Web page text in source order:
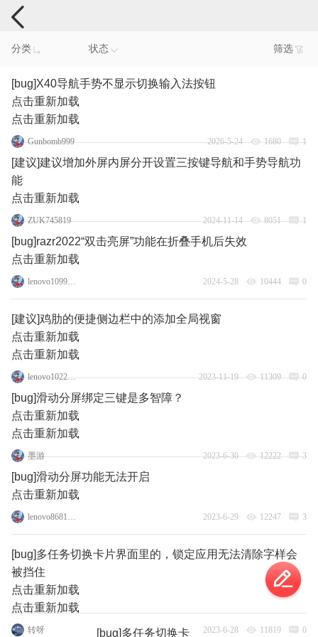
手机反馈
分类 状态 筛选
[bug]X40导航手势不显示切换输入法按钮
点击重新加载
点击重新加载
Gunbomb999 2026-5-24 1680 1
[建议]建议增加外屏内屏分开设置三按键导航和手势导航功
能
点击重新加载
ZUK745819 2024-11-14 8051 1
[bug]razr2022“双击亮屏”功能在折叠手机后失效
点击重新加载
lenovo109998360 2024-5-28 10444 0
[建议]鸡肋的便捷侧边栏中的添加全局视窗
点击重新加载
点击重新加载
lenovo102282169 2023-11-19 11309 0
[bug]滑动分屏绑定三键是多智障？
点击重新加载
点击重新加载
墨游 2023-6-30 12222 3
[bug]滑动分屏功能无法开启
点击重新加载
lenovo86810535 2023-6-29 12247 3
[bug]多任务切换卡片界面里的，锁定应用无法清除字样会
被挡住
点击重新加载
点击重新加载
转呀 2023-6-28 11819 0
[bug]多任务切换卡